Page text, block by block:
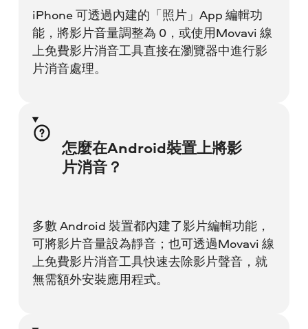
iPhone 可透過內建的「照片」App 編輯功
能，將影片音量調整為 0，或使用Movavi 線
上免費影片消音工具直接在瀏覽器中進行影
片消音處理。
怎麼在Android裝置上將影
片消音？
多數 Android 裝置都內建了影片編輯功能，
可將影片音量設為靜音；也可透過Movavi 線
上免費影片消音工具快速去除影片聲音，就
無需額外安裝應用程式。